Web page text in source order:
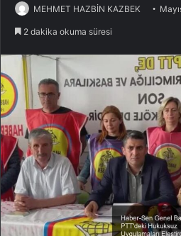
MEHMET HAZBİN KAZBEK
2 dakika okuma süresi